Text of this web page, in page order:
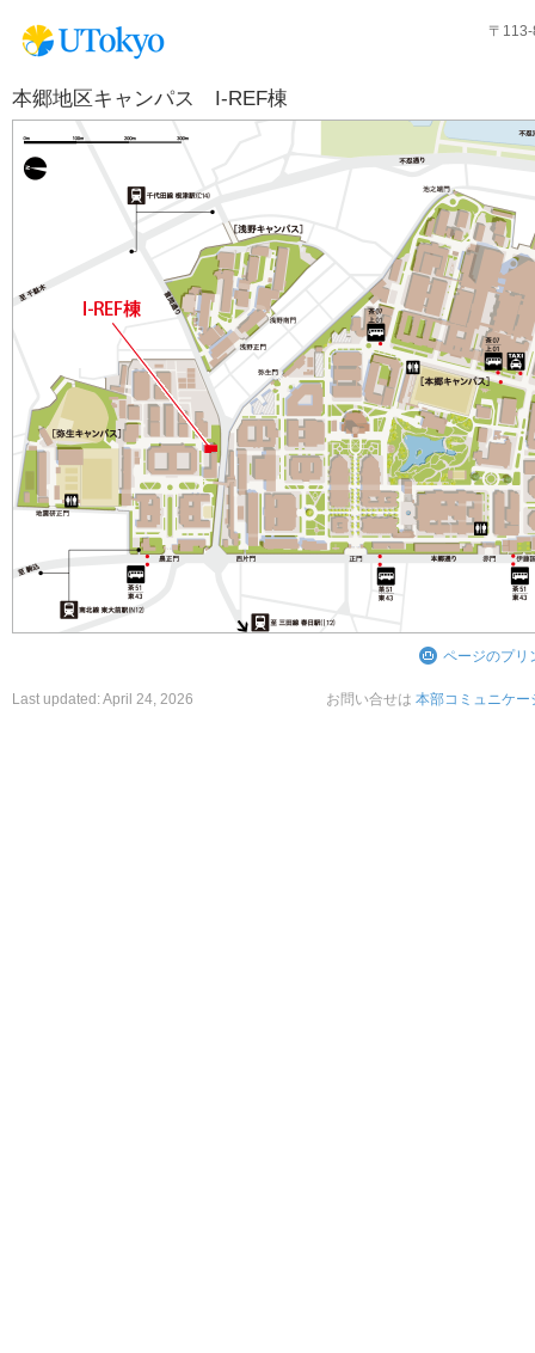
〒
本郷地区キャンパス I-REF棟
ページのプリ
Last updated:April 24, 2026 お問い合せは 本部コミュニケー